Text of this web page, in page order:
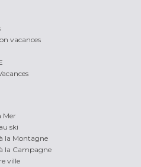
vacances
Mer
ski
la Montagne
la Campagne
ville